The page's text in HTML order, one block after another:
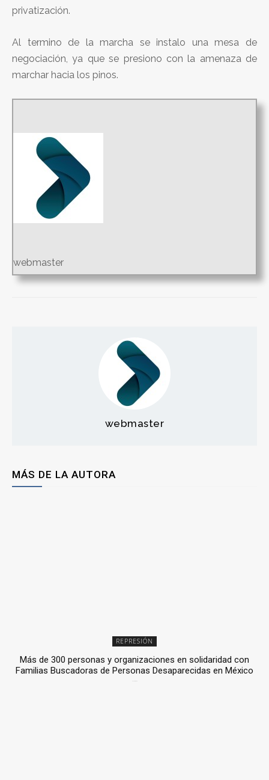
privatización.
Al termino de la marcha se instalo una mesa de
negociación, ya que se presiono con la amenaza de
marchar hacia los pinos.
webmaster
webmaster
MÁS DE LA AUTORA
REPRESIÓN
Más de 300 personas y organizaciones en solidaridad con
Familias Buscadoras de Personas Desaparecidas en México